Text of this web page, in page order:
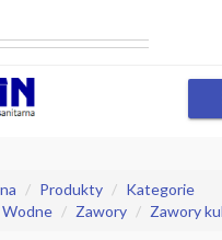
Produkty
Kategorie
Zawory Zawory